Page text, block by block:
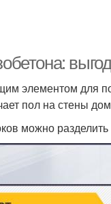
элементом для
пол на стены
можно